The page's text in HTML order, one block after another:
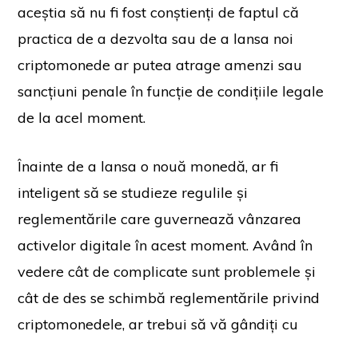
aceștia să nu fi fost conștienți de faptul că
practica de a dezvolta sau de a lansa noi
criptomonede ar putea atrage amenzi sau
sancțiuni penale în funcție de condițiile legale
de la acel moment.
Înainte de a lansa o nouă monedă, ar fi
inteligent să se studieze regulile și
reglementările care guvernează vânzarea
activelor digitale în acest moment. Având în
vedere cât de complicate sunt problemele și
cât de des se schimbă reglementările privind
criptomonedele, ar trebui să vă gândiți cu